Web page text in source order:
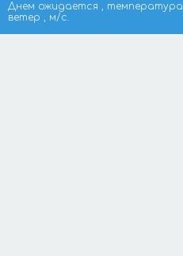
Днем ожидается , температура
ветер , м/с.